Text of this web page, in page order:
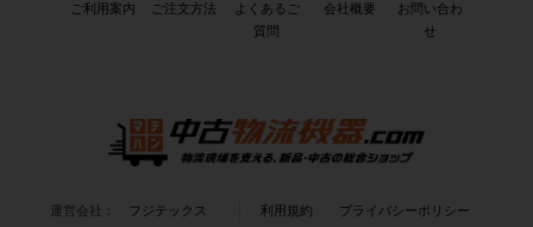
ご利用案内 ご注文方法
よくあるご
質問
会社概要
お問い合わ
せ
運営会社： フジテックス 利用規約 プライバシーポリシー